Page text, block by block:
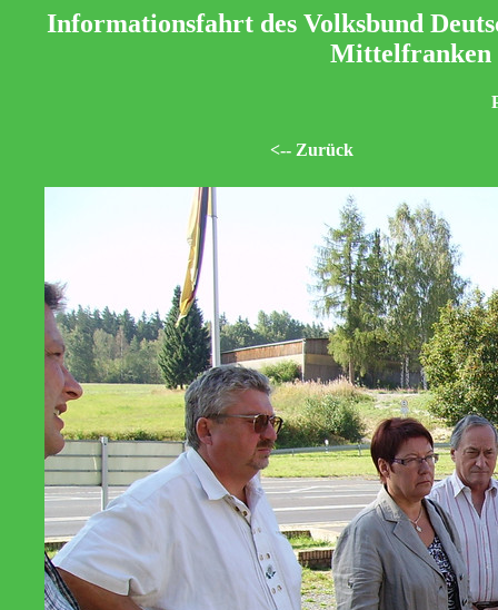
Informationsfahrt des Volksbund
Mittelfranken
<-- Zurück